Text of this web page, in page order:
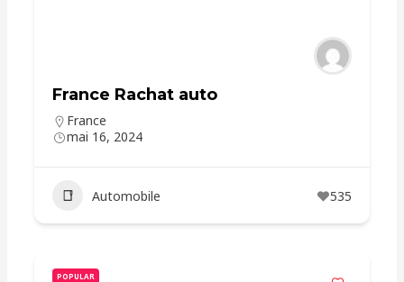
France Rachat auto
France
mai 16, 2024
Automobile 535
POPULAR